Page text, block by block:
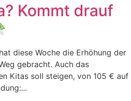
Kommt drauf
diese Woche die Erhöhung der
gebracht. Auch das
Kitas soll steigen, von 105 € auf